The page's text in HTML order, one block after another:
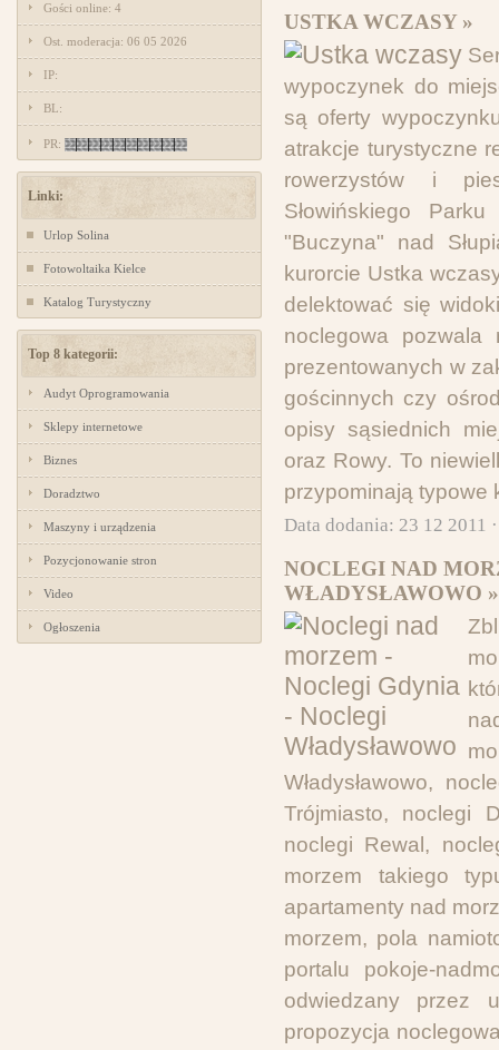
Gości online: 4
Ost. moderacja: 06 05 2026
IP:
BL:
PR:
Linki:
Urlop Solina
Fotowoltaika Kielce
Katalog Turystyczny
Top 8 kategorii:
Audyt Oprogramowania
Sklepy internetowe
Biznes
Doradztwo
Maszyny i urządzenia
Pozycjonowanie stron
Video
Ogłoszenia
USTKA WCZASY »
wypoczynek do
są oferty
atrakcje turystyczne
rowerzystów i
Słowińskiego
"Buczyna" nad
kurorcie Ustka
delektować się
noclegowa
prezentowanych w
gościnnych czy
opisy sąsiednich
oraz Rowy. To
przypominają typowe
Data dodania: 23 12 2011
NOCLEGI NAD
WŁADYSŁAWOWO »
Władysławowo,
Trójmiasto, noclegi
noclegi Rewal,
morzem takiego
apartamenty nad
morzem, pola
portalu pokoje-
odwiedzany przez
propozycja